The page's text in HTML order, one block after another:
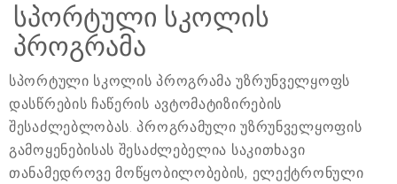
სპორტული სკოლის
პროგრამა
სპორტული სკოლის პროგრამა უზრუნველყოფს
დასწრების ჩაწერის ავტომატიზირების
შესაძლებლობას. პროგრამული უზრუნველყოფის
გამოყენებისას შესაძლებელია საკითხავი
თანამედროვე მოწყობილობების, ელექტრონული